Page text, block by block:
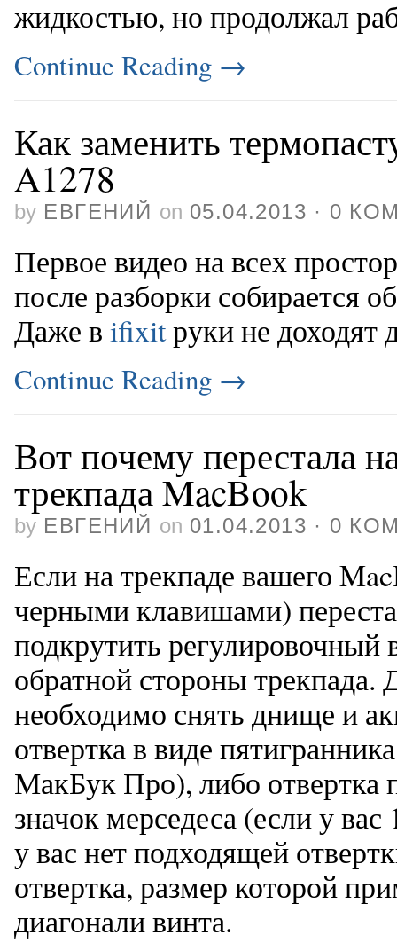
жидкостью, но продолжал
Continue Reading →
Как заменить
A1278
by ЕВГЕНИЙ on 05.04.2013 · 0
Первое видео на всех
после разборки собирается
Даже вifixitруки не доходят
Continue Reading →
Вот почему перестала
трекпада MacBook
by ЕВГЕНИЙ on 01.04.2013 · 0
Если на трекпаде вашего
черными клавишами)
подкрутить регулировочный
обратной стороны трекпада.
необходимо снять днище и
отвертка в виде
МакБук Про), либо
значок мерседеса (если у
у вас нет подходящей
отвертка, размер которой
диагонали винта.